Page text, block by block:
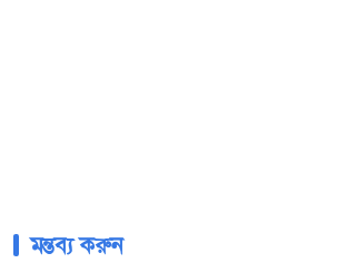
মন্তব্য করুন